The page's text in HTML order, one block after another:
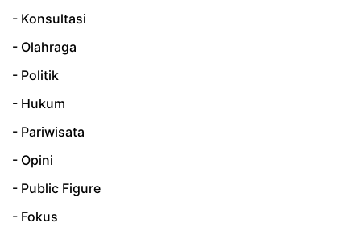
- Konsultasi
- Olahraga
- Politik
- Hukum
- Pariwisata
- Opini
- Public Figure
- Fokus